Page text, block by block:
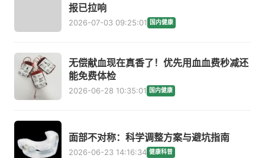
报已拉响
2026-07-03 09:25:01 国内健康
无偿献血现在真香了！优先用血血费秒减还
能免费体检
2026-06-28 10:35:01 国内健康
面部不对称：科学调整方案与避坑指南
2026-06-23 14:16:34 健康科普